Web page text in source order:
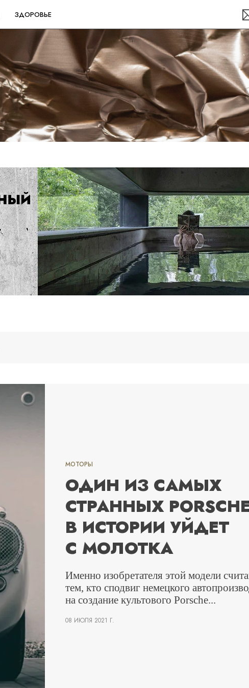
ЗДОРОВЬЕ
МОТОРЫ
ОДИН ИЗ САМЫХ
СТРАННЫХ PORSCHE
В ИСТОРИИ УЙДЕТ
С МОЛОТКА
Именно изобретателя этой модели
тем, кто сподвиг немецкого
на создание культового Porsche...
08 ИЮЛЯ 2021 Г.